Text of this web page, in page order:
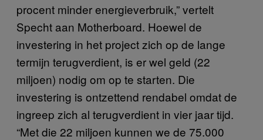
procent minder energieverbruik,” vertelt
Specht aan Motherboard. Hoewel de
investering in het project zich op de lange
termijn terugverdient, is er wel geld (22
miljoen) nodig om op te starten. Die
investering is ontzettend rendabel omdat de
ingreep zich al terugverdient in vier jaar tijd.
“Met die 22 miljoen kunnen we de 75.000